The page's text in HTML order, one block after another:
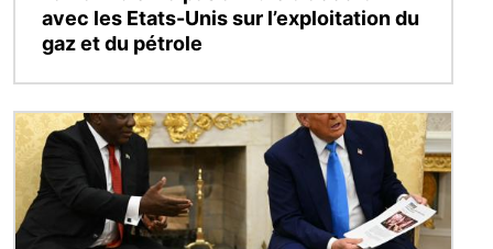
avec les Etats-Unis sur l’exploitation du
gaz et du pétrole
Image